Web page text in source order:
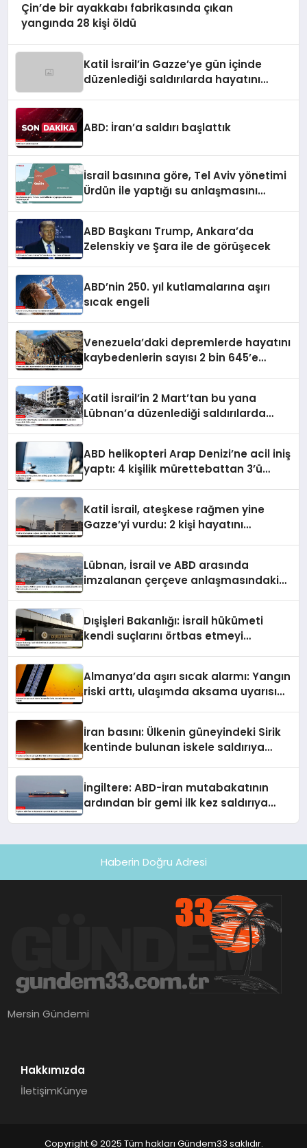
Çin’de bir ayakkabı fabrikasında çıkan
yangında 28 kişi öldü
Katil İsrail’in Gazze’ye gün içinde
düzenlediği saldırılarda hayatını
ABD: İran’a saldırı başlattık
İsrail basınına göre, Tel Aviv yönetimi
Ürdün ile yaptığı su anlaşmasını
ABD Başkanı Trump, Ankara’da
Zelenskiy ve Şara ile de görüşecek
ABD’nin 250. yıl kutlamalarına aşırı
sıcak engeli
Venezuela’daki depremlerde hayatını
kaybedenlerin sayısı 2 bin 645’e
Katil İsrail’in 2 Mart’tan bu yana
Lübnan’a düzenlediği saldırılarda
ABD helikopteri Arap Denizi’ne acil iniş
yaptı: 4 kişilik mürettebattan 3’ü
Katil İsrail, ateşkese rağmen yine
Gazze’yi vurdu: 2 kişi hayatını
Lübnan, İsrail ve ABD arasında
imzalanan çerçeve anlaşmasındaki
Dışişleri Bakanlığı: İsrail hükümeti
kendi suçlarını örtbas etmeyi
Almanya’da aşırı sıcak alarmı: Yangın
riski arttı, ulaşımda aksama uyarısı
İran basını: Ülkenin güneyindeki Sirik
kentinde bulunan iskele saldırıya
İngiltere: ABD-İran mutabakatının
ardından bir gemi ilk kez saldırıya
Haberin Doğru Adresi
Mersin Gündemi
Hakkımızda
İletişimKünye
Copyright © 2025 Tüm hakları Gündem33 saklıdır.